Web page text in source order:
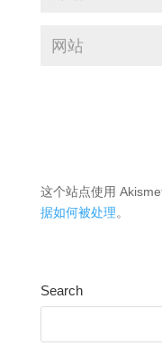
这个站点使用
据如何被处理。
Search